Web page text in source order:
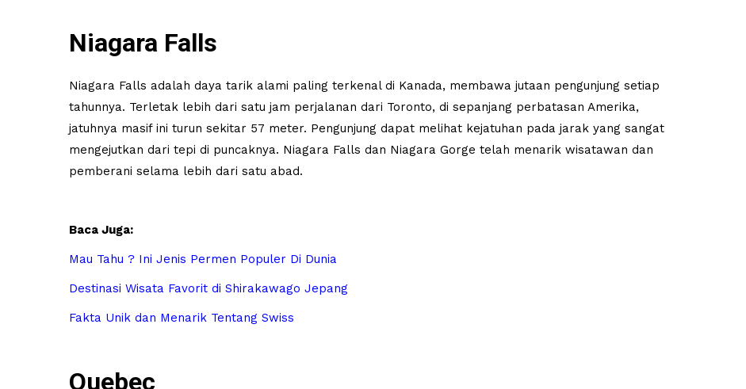
Niagara Falls
Niagara Falls adalah daya tarik alami paling terkenal di Kanada, membawa jutaan pengunjung setiap
tahunnya. Terletak lebih dari satu jam perjalanan dari Toronto, di sepanjang perbatasan Amerika,
jatuhnya masif ini turun sekitar 57 meter. Pengunjung dapat melihat kejatuhan pada jarak yang sangat
mengejutkan dari tepi di puncaknya. Niagara Falls dan Niagara Gorge telah menarik wisatawan dan
pemberani selama lebih dari satu abad.
Baca Juga:
Mau Tahu ? Ini Jenis Permen Populer Di Dunia
Destinasi Wisata Favorit di Shirakawago Jepang
Fakta Unik dan Menarik Tentang Swiss
Quebec